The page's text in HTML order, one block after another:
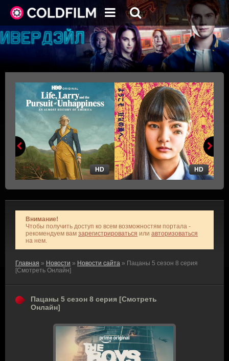
HD HD
Внимание!
Чтобы получить доступ ко всем возможностям портала -
рекомендуем вам зарегистрироваться или авторизоваться
на нем.
Главная » Новости » Новости сайта » Пацаны 5 сезон 8 серия
[Смотреть Онлайн]
Пацаны 5 сезон 8 серия [Смотреть
Онлайн]